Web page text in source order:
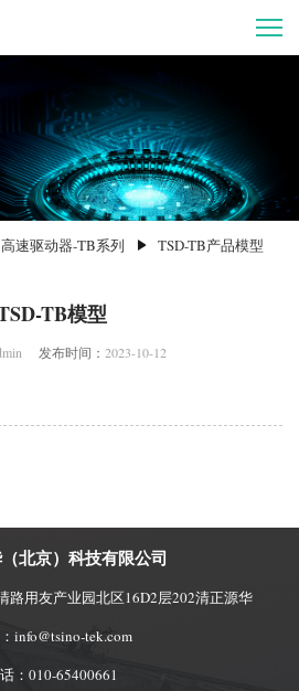
高速驱动器-TB系列 TSD-TB产品模型
TB模型
发布时间： 2023-10-12
北京）科技有限公司
路用友产业园北区16D2层202清正源华
info@tsino-tek.com
：010-65400661